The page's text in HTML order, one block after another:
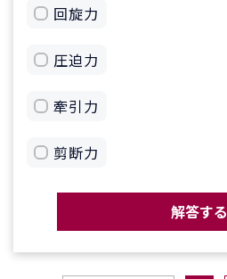
回旋力
圧迫力
牽引力
剪断力
解答する